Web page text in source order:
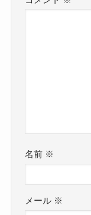
名前 ※
メール ※